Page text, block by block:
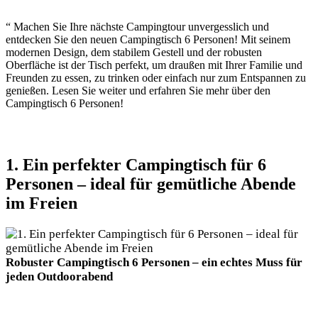
“ Machen Sie Ihre nächste Campingtour unvergesslich und
entdecken Sie den neuen Campingtisch 6 Personen! Mit seinem
modernen Design, dem stabilem Gestell und der robusten
Oberfläche ist der Tisch perfekt, um draußen mit Ihrer Familie und
Freunden zu essen, zu trinken oder einfach nur zum Entspannen zu
genießen. Lesen Sie weiter und erfahren Sie mehr über den
Campingtisch 6 Personen!
1. Ein perfekter Campingtisch für 6
Personen – ideal für gemütliche Abende
im Freien
Robuster Campingtisch 6 Personen – ein echtes Muss für
jeden Outdoorabend